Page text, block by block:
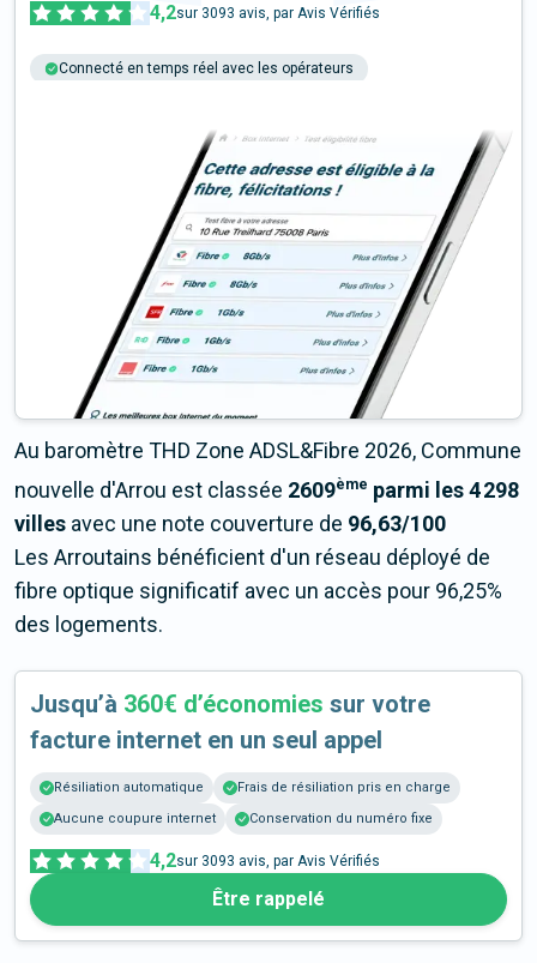
4,2sur 3093 avis, par Avis Vérifiés
Connecté en temps réel avec les opérateurs
Au baromètre THD Zone ADSL&Fibre 2026, Commune
nouvelle d'Arrou est classée 2609ème parmi les 4 298
villes avec une note couverture de 96,63/100
Les Arroutains bénéficient d'un réseau déployé de
fibre optique significatif avec un accès pour 96,25%
des logements.
Jusqu’à 360€ d’économies sur votre
facture internet en un seul appel
Résiliation automatique
Frais de résiliation pris en charge
Aucune coupure internet
Conservation du numéro fixe
4,2sur 3093 avis, par Avis Vérifiés
Être rappelé